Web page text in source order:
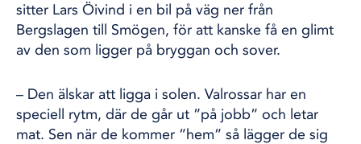
sitter Lars Öivind i en bil på väg ner från
Bergslagen till Smögen, för att kanske få en glimt
av den som ligger på bryggan och sover.
– Den älskar att ligga i solen. Valrossar har en
speciell rytm, där de går ut ”på jobb” och letar
mat. Sen när de kommer ”hem” så lägger de sig